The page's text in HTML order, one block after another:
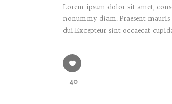
Lorem ipsum dolor sit amet,
nonummy diam. Praesent
dui.Excepteur sint occaecat
40